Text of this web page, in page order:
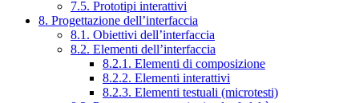
7.5. Prototipi interattivi
8. Progettazione dell’interfaccia
8.1. Obiettivi dell’interfaccia
8.2. Elementi dell’interfaccia
8.2.1. Elementi di composizione
8.2.2. Elementi interattivi
8.2.3. Elementi testuali (microtesti)